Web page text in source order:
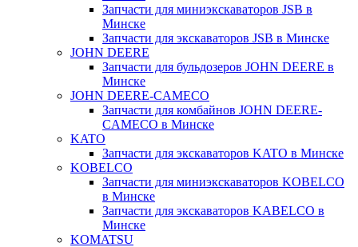
Запчасти для миниэкскаваторов JSB в
Минске
Запчасти для экскаваторов JSB в Минске
JOHN DEERE
Запчасти для бульдозеров JOHN DEERE в
Минске
JOHN DEERE-CAMECO
Запчасти для комбайнов JOHN DEERE-
CAMECO в Минске
KATO
Запчасти для экскаваторов KATO в Минске
KOBELCO
Запчасти для миниэкскаваторов KOBELCO
в Минске
Запчасти для экскаваторов KABELCO в
Минске
KOMATSU